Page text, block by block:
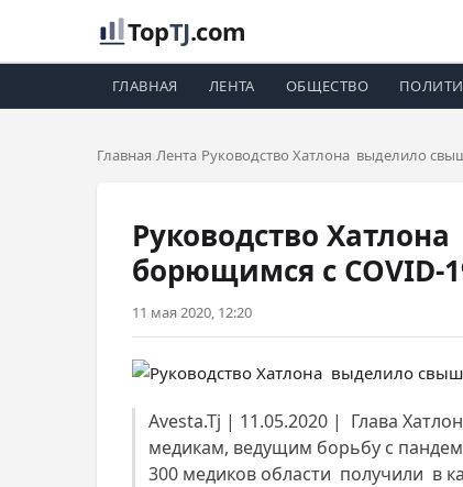
TopTJ.com
ГЛАВНАЯ ЛЕНТА ОБЩЕСТВО
Главная Лента Руководство Хатлона выделило
Руководство
борющимся с COVID-
11 мая 2020, 12:20
Avesta.Tj | 11.05.2020 | Глава
медикам, ведущим борьбу с
300 медиков области получили в